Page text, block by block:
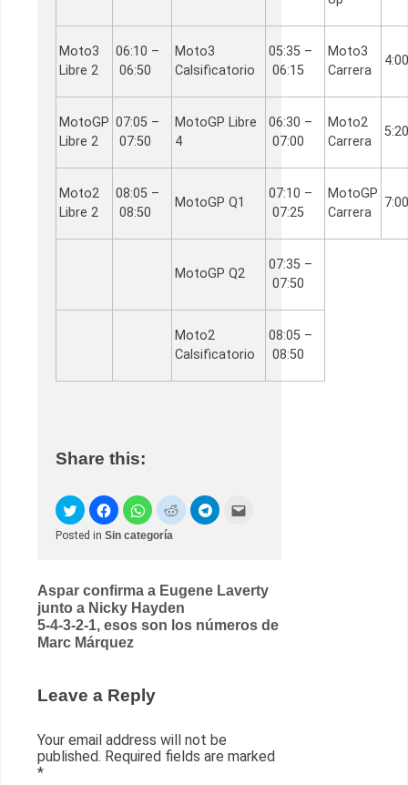
Moto3
Libre 2
06:10 –
06:50
Moto3
Calsificatorio
05:35 –
06:15
Moto3
Carrera
4:00
MotoGP
Libre 2
07:05 –
07:50
MotoGP Libre
4
06:30 –
07:00
Moto2
Carrera
5:20
Moto2
Libre 2
08:05 –
08:50
MotoGP Q1
07:10 –
07:25
MotoGP
Carrera
7:00
MotoGP Q2
07:35 –
07:50
Moto2
Calsificatorio
08:05 –
08:50
Share this:
Posted in Sin categoría
Post
navigation
Aspar confirma a Eugene Laverty
junto a Nicky Hayden
5-4-3-2-1, esos son los números de
Marc Márquez
Leave a Reply
Your email address will not be
published. Required fields are marked
*